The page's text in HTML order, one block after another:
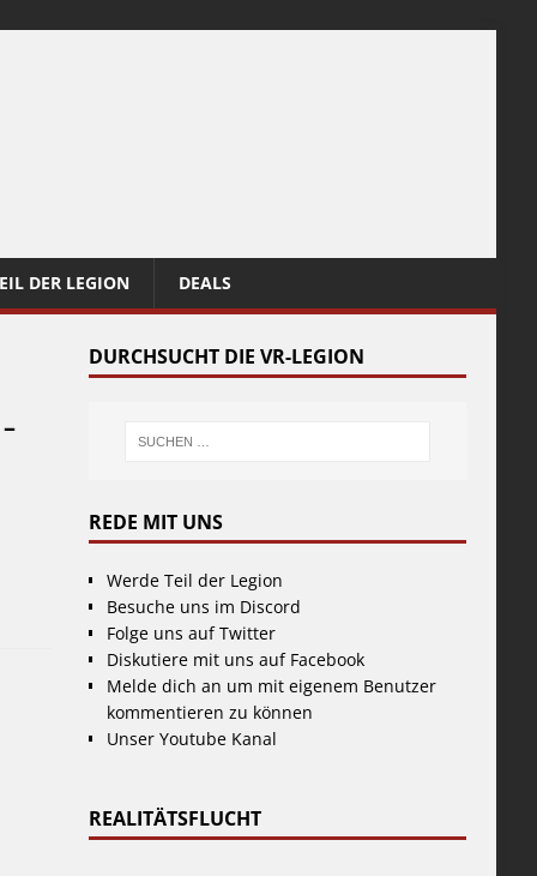
DER LEGION DEALS
DURCHSUCHT DIE VR-LEGION
REDE MIT UNS
Werde Teil der Legion
Besuche uns im Discord
Folge uns auf Twitter
Diskutiere mit uns auf Facebook
Melde dich an um mit eigenem Benutzer
kommentieren zu können
Unser Youtube Kanal
REALITÄTSFLUCHT